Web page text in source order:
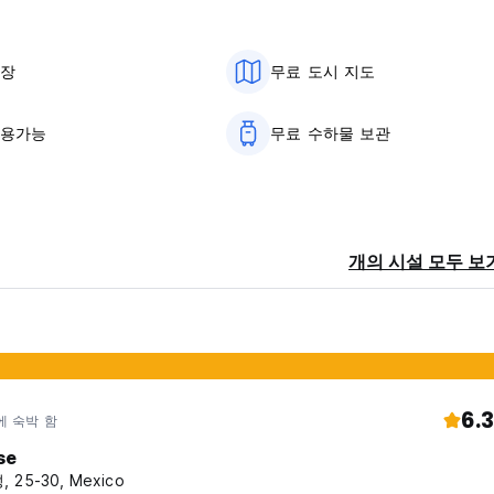
능합니다.
하는 마음으로 항상 낮은 소음 수준을 유지합니다. (Auto-translated
무료 도시 지도
가능 무료 수하물 보관
개의 시설 모두 보
숙박 함 6.3
, 25-30, Mexico